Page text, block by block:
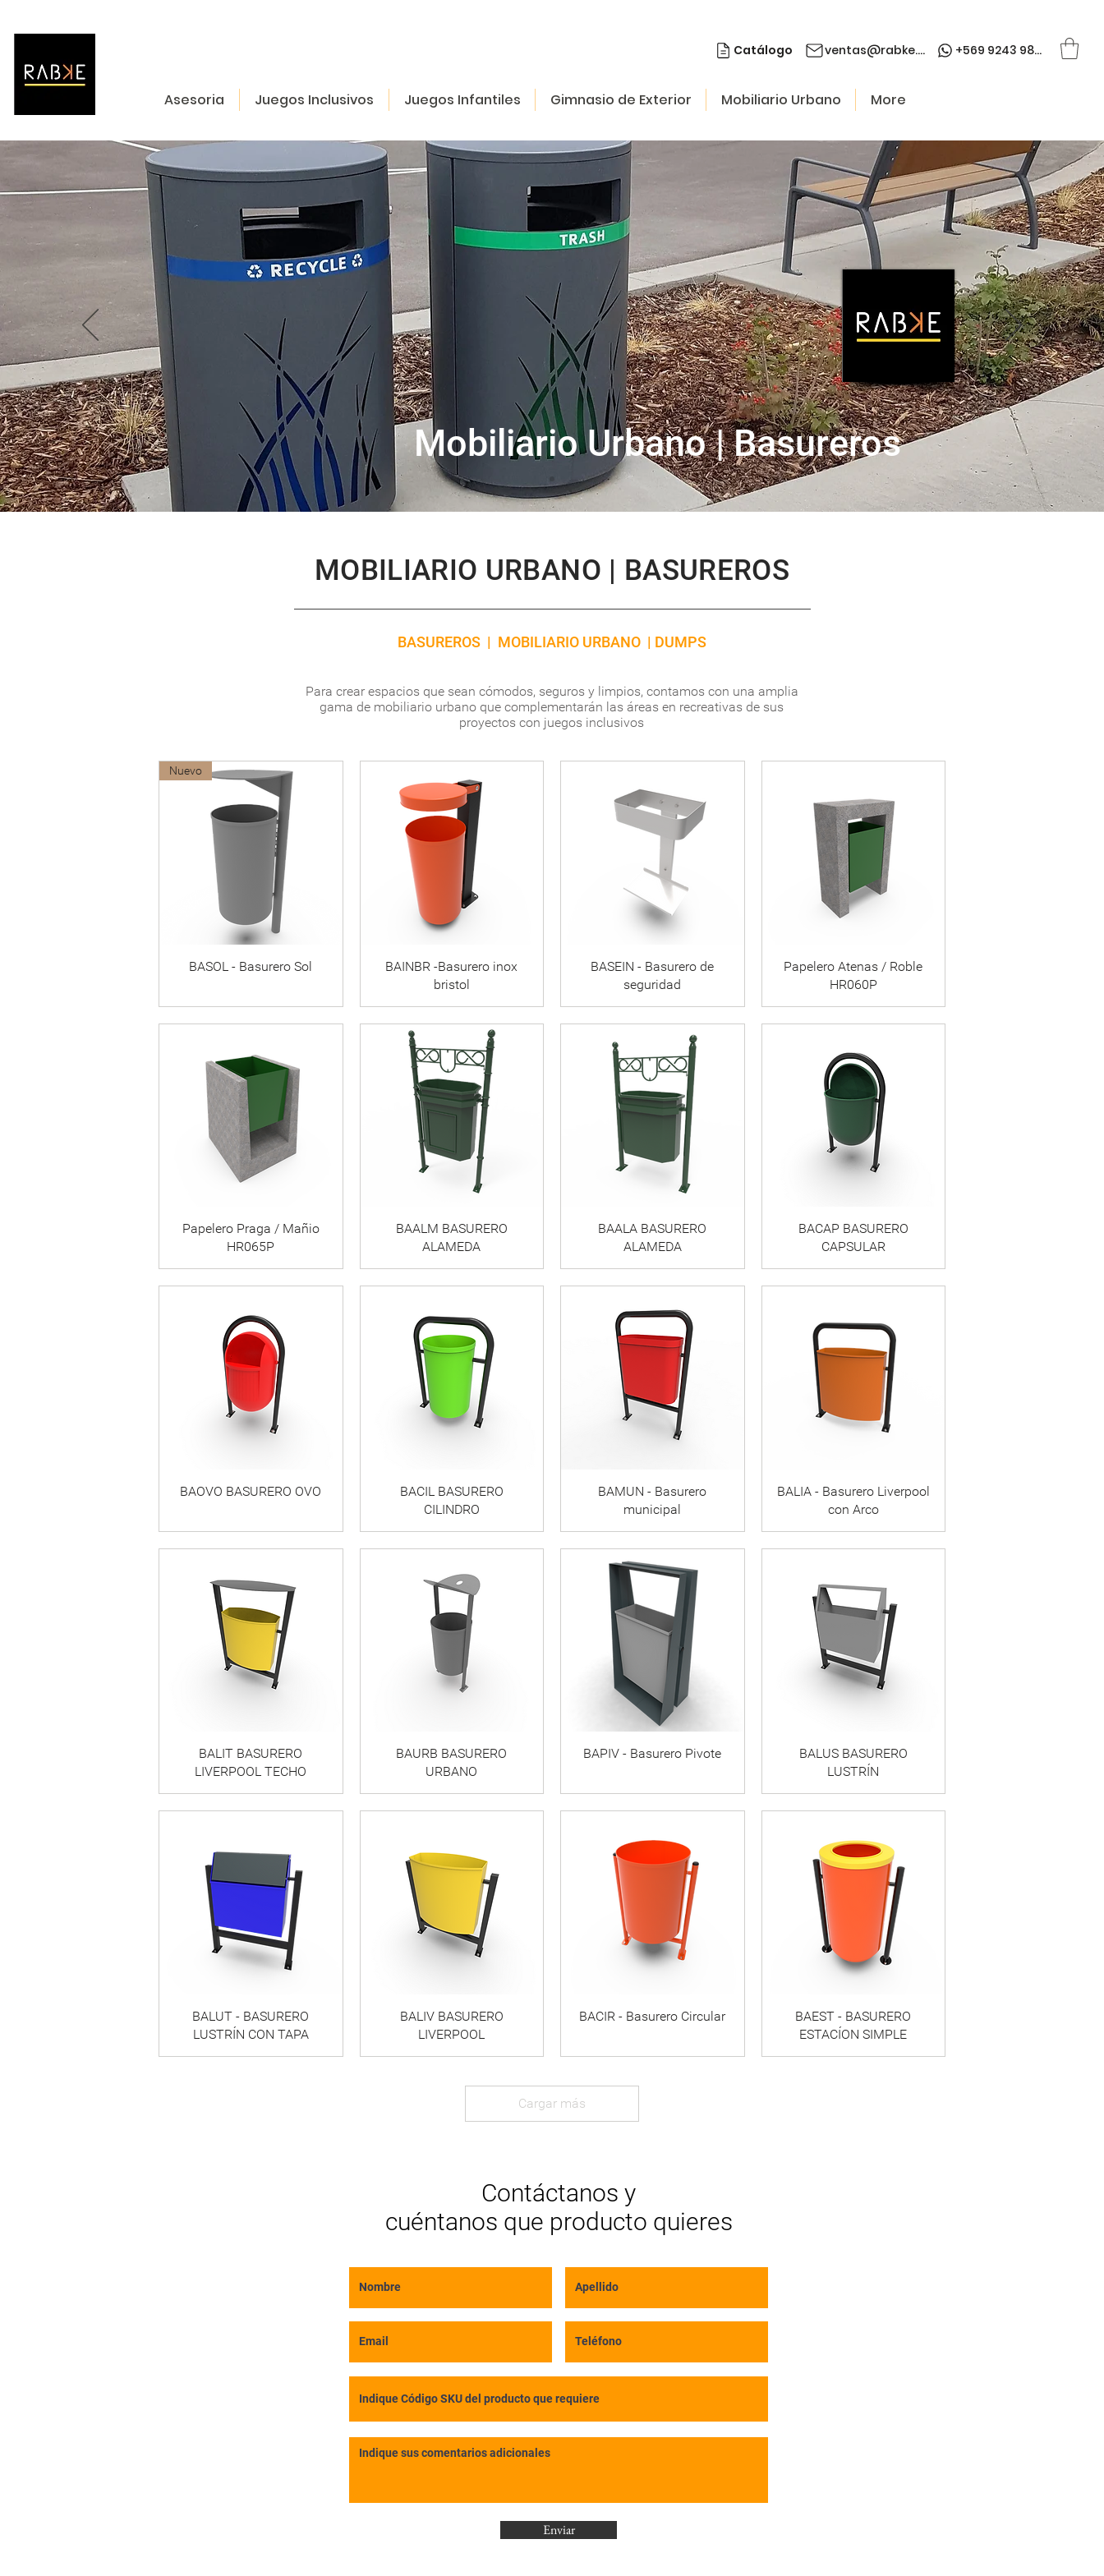
Catálogo ventas@rabke.cl +569 9243 9845
Asesoria Juegos Inclusivos Juegos Infantiles Gimnasio de Exterior Mobiliario Urbano More
Mobiliario Urbano | Basureros
MOBILIARIO URBANO | BASUREROS
BASUREROS | MOBILIARIO URBANO | DUMPS
Para crear espacios que sean cómodos, seguros y limpios, contamos con una amplia
gama de mobiliario urbano que complementarán las áreas en recreativas de sus
proyectos con juegos inclusivos
Nuevo
BASOL - Basurero Sol
BAINBR -Basurero inox
bristol
BASEIN - Basurero de
seguridad
Papelero Atenas / Roble
HR060P
Papelero Praga / Mañio
HR065P
BAALM BASURERO
ALAMEDA
BAALA BASURERO
ALAMEDA
BACAP BASURERO
CAPSULAR
BAOVO BASURERO OVO
BACIL BASURERO
CILINDRO
BAMUN - Basurero
municipal
BALIA - Basurero Liverpool
con Arco
BALIT BASURERO
LIVERPOOL TECHO
BAURB BASURERO
URBANO
BAPIV - Basurero Pivote
BALUS BASURERO
LUSTRÍN
BALUT - BASURERO
LUSTRÍN CON TAPA
BALIV BASURERO
LIVERPOOL
BACIR - Basurero Circular
BAEST - BASURERO
ESTACÍON SIMPLE
Cargar más
Contáctanos y
cuéntanos que producto quieres
Enviar